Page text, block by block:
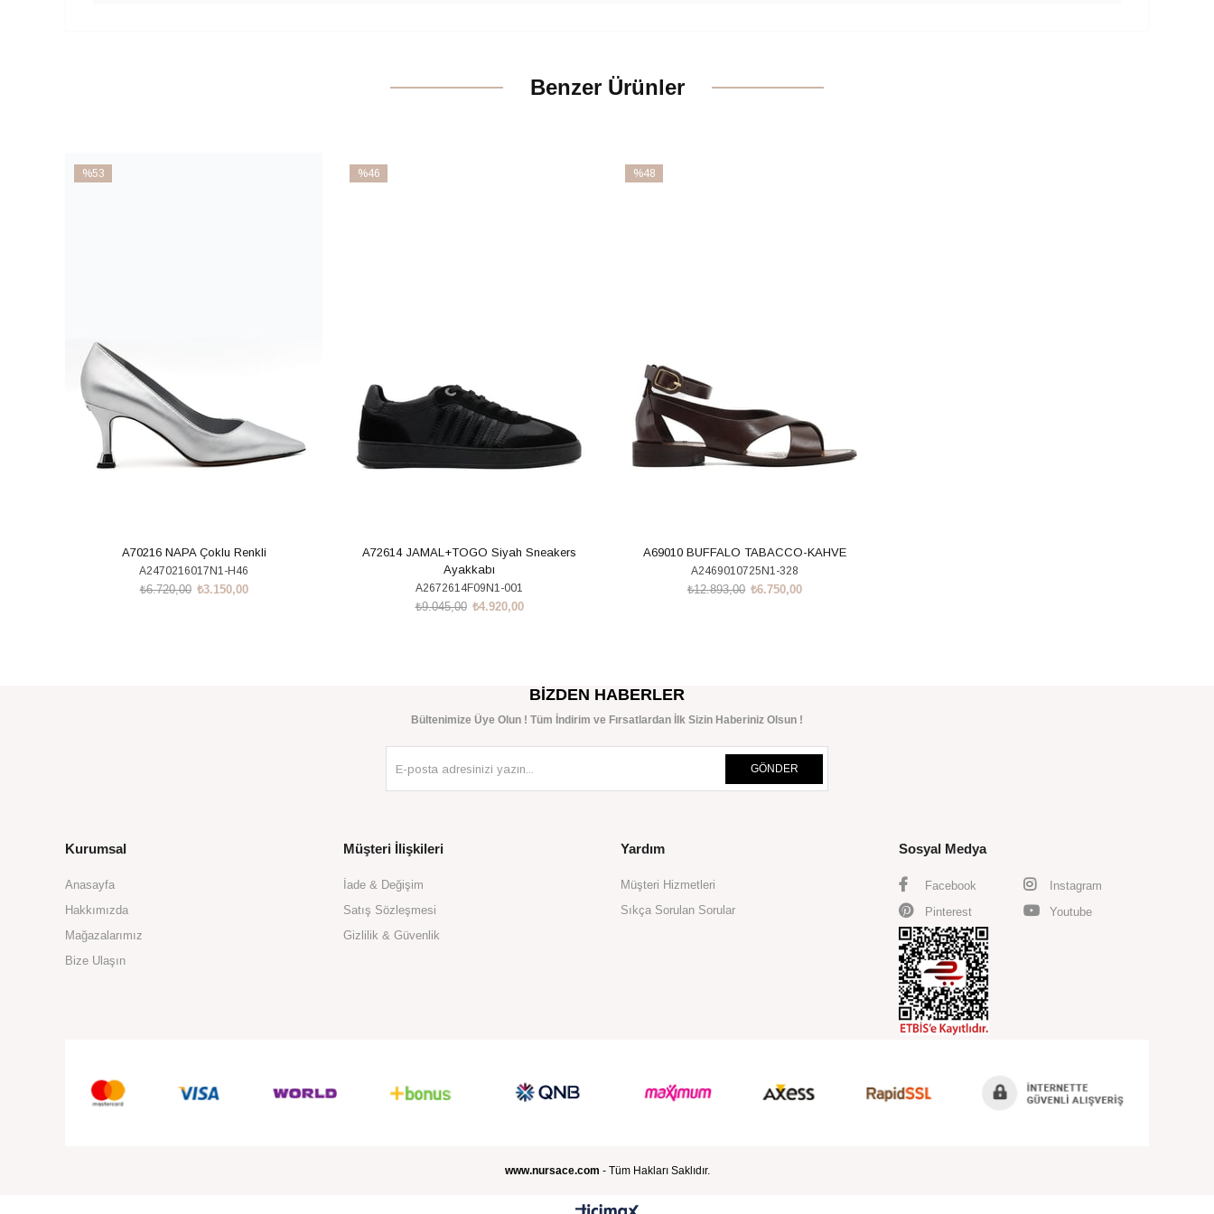
Benzer Ürünler
%53
A70216 NAPA Çoklu Renkli
A2470216017N1-H46
₺3.150,00
₺6.720,00
%46
A72614 JAMAL+TOGO Siyah Sneakers
Ayakkabı
A2672614F09N1-001
₺4.920,00
₺9.045,00
%48
A69010 BUFFALO TABACCO-KAHVE
A2469010725N1-328
₺6.750,00
₺12.893,00
BIZDEN HABERLER
Bültenimize Üye Olun ! Tüm İndirim ve Fırsatlardan İlk Sizin Haberiniz Olsun !
GÖNDER
Kurumsal
Anasayfa
Hakkımızda
Mağazalarımız
Bize Ulaşın
Müşteri İlişkileri
İade & Değişim
Satış Sözleşmesi
Gizlilik & Güvenlik
Yardım
Müşteri Hizmetleri
Sıkça Sorulan Sorular
Sosyal Medya
Facebook
Instagram
Pinterest
Youtube
www.nursace.com - Tüm Hakları Saklıdır.